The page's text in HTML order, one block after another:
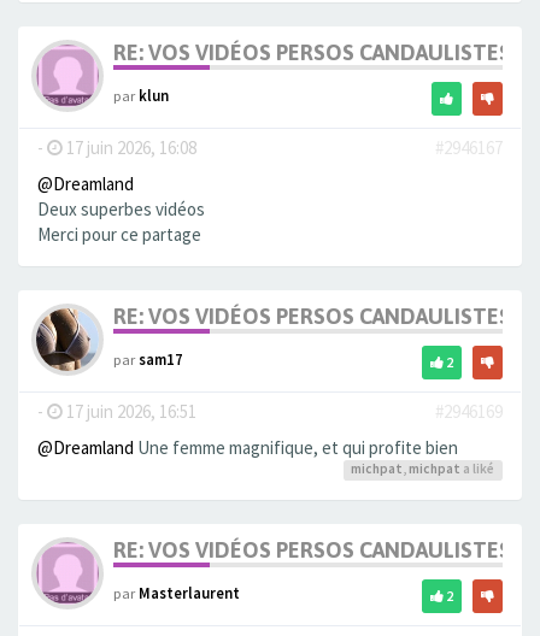
RE: VOS VIDÉOS PERSOS CANDAULISTES
parklun
- 17 juin 2026, 16:08
#2946167
@Dreamland
Deux superbes vidéos
Merci pour ce partage
RE: VOS VIDÉOS PERSOS CANDAULISTES
parsam17 2
- 17 juin 2026, 16:51
#2946169
@Dreamland Une femme magnifique, et qui profite bien
michpat, michpat a liké
RE: VOS VIDÉOS PERSOS CANDAULISTES
parMasterlaurent 2